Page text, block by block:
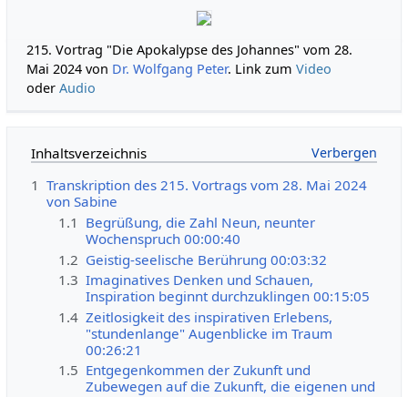
215. Vortrag "Die Apokalypse des Johannes" vom 28.
Mai 2024 von Dr. Wolfgang Peter. Link zumVideo
oderAudio
Inhaltsverzeichnis
1 Transkription des 215. Vortrags vom 28. Mai 2024
von Sabine
1.1 Begrüßung, die Zahl Neun, neunter
Wochenspruch 00:00:40
1.2 Geistig-seelische Berührung 00:03:32
1.3 Imaginatives Denken und Schauen,
Inspiration beginnt durchzuklingen 00:15:05
1.4 Zeitlosigkeit des inspirativen Erlebens,
"stundenlange" Augenblicke im Traum
00:26:21
1.5 Entgegenkommen der Zukunft und
Zubewegen auf die Zukunft, die eigenen und